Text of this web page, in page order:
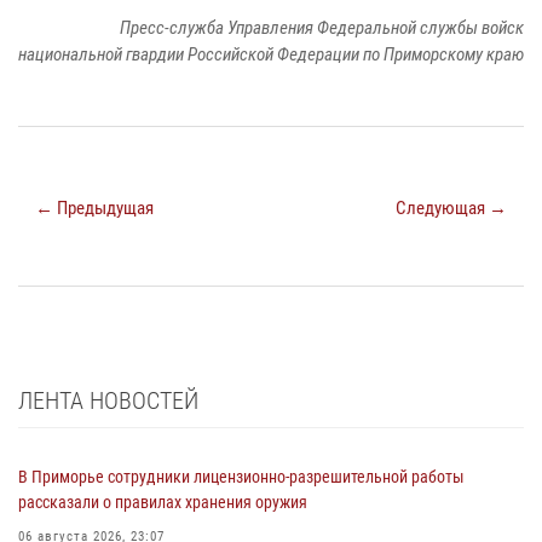
Пресс-служба Управления Федеральной службы войск
национальной гвардии Российской Федерации по Приморскому краю
← Предыдущая Следующая →
ЛЕНТА НОВОСТЕЙ
В Приморье сотрудники лицензионно-разрешительной работы
рассказали о правилах хранения оружия
06 августа 2026, 23:07